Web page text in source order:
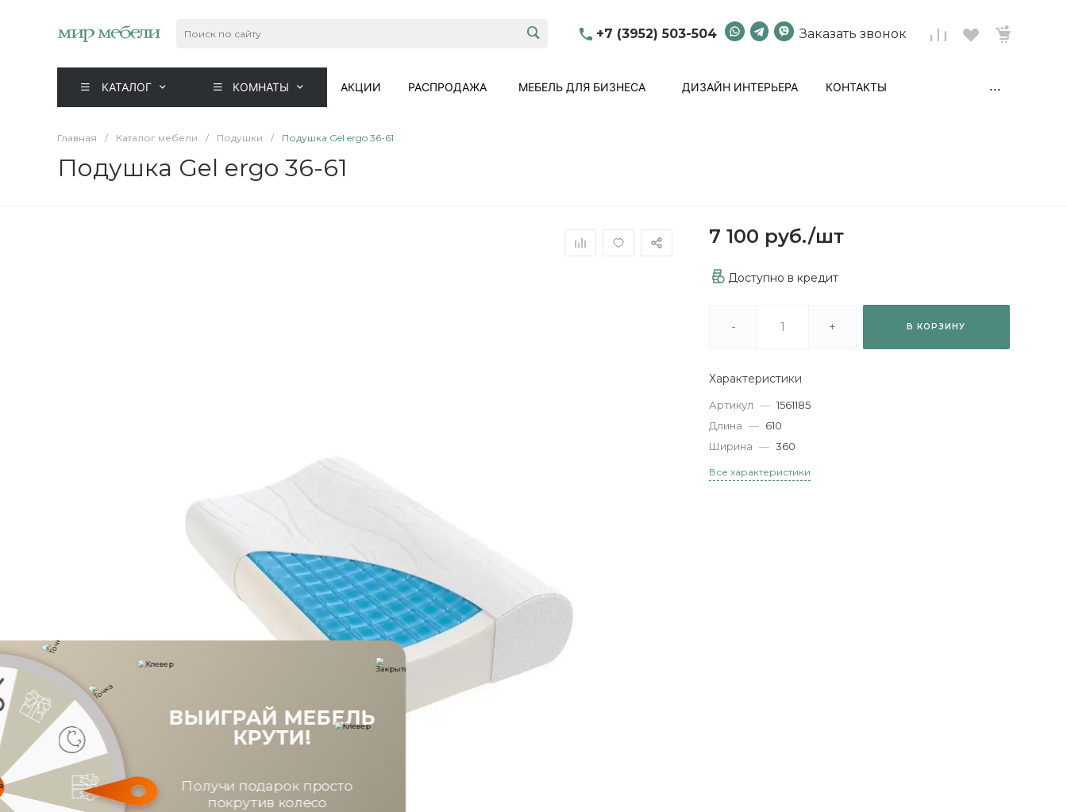
+7 (3952) 503-504 Заказать звонок
КАТАЛОГ КОМНАТЫ АКЦИИ РАСПРОДАЖА МЕБЕЛЬ ДЛЯ БИЗНЕСА ДИЗАЙН ИНТЕРЬЕРА КОНТАКТЫ ...
Главная / Каталог мебели / Подушки / Подушка Gel ergo 36-61
Подушка Gel ergo 36-61
7 100 руб./шт
Доступно в кредит
- + В КОРЗИНУ
Характеристики
Артикул — 1561185
Длина — 610
Ширина — 360
Все характеристики
ВЫИГРАЙ МЕБЕЛЬ
КРУТИ!
Получи подарок просто
покрутив колесо